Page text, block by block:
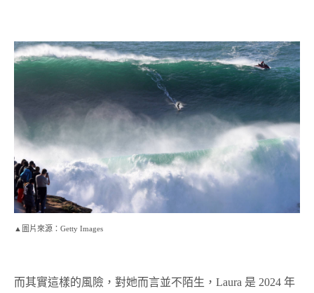
▲圖片來源：Getty Images
而其實這樣的風險，對她而言並不陌生，Laura 是 2024 年